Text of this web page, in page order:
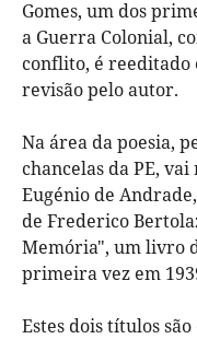
Gomes, um dos
a Guerra Colonial,
conflito, é reeditado
revisão pelo autor.
Na área da poesia,
chancelas da PE,
Eugénio de
de Frederico
Memória", um livro
primeira vez em
Estes dois títulos